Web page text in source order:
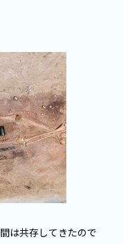
は共存してきたので